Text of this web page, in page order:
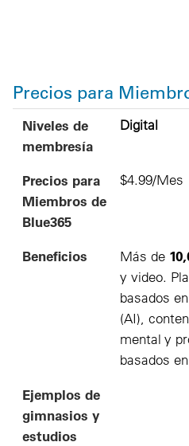
Precios para
Niveles de membresía
Precios para Miembros de
Beneficios
Ejemplos de gimnasios y
Niveles de
membresía
Digital
Precios para
Miembros de
Blue365
$4.99/Mes
Beneficios Más de
y video.
basados
(AI),
mental y
basados
Ejemplos de
gimnasios y
estudios